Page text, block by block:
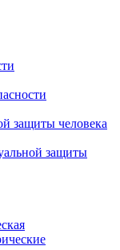
защиты человека
защиты